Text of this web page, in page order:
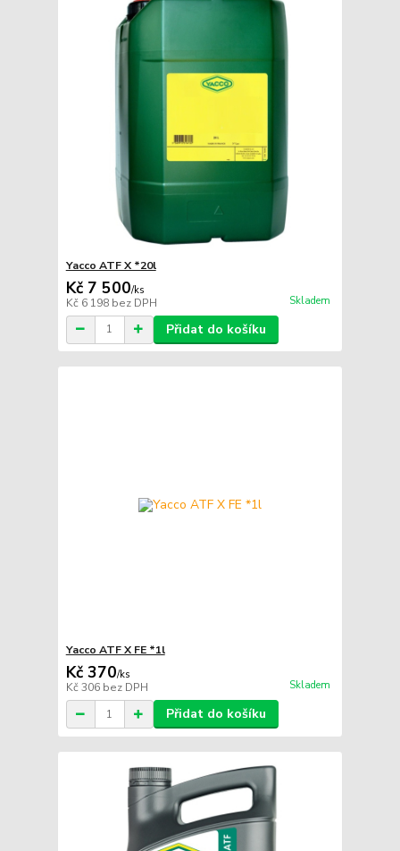
Yacco ATF X *20l
Kč 7 500/ks
Kč 6 198 bez DPH Skladem
Přidat do košíku
Yacco ATF X FE *1l
Kč 370/ks
Kč 306 bez DPH Skladem
Přidat do košíku